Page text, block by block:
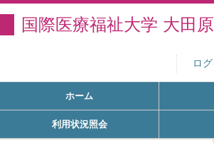
国際医療福祉大学 大田
ロ
ホーム
利用状況照会